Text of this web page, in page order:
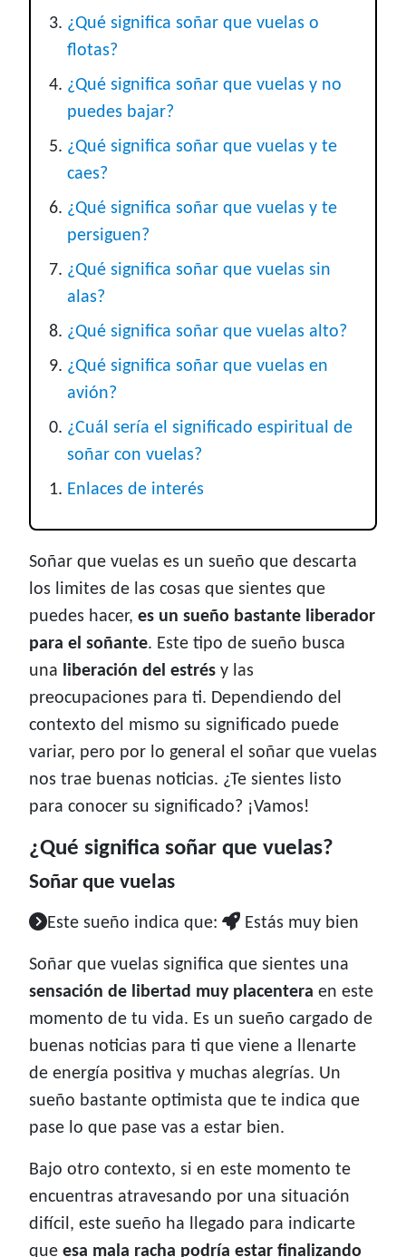
¿Qué significa soñar que vuelas o
flotas?
¿Qué significa soñar que vuelas y no
puedes bajar?
¿Qué significa soñar que vuelas y te
caes?
¿Qué significa soñar que vuelas y te
persiguen?
¿Qué significa soñar que vuelas sin
alas?
¿Qué significa soñar que vuelas alto?
¿Qué significa soñar que vuelas en
avión?
¿Cuál sería el significado espiritual de
soñar con vuelas?
Enlaces de interés
Soñar que vuelas es un sueño que descarta
los limites de las cosas que sientes que
puedes hacer, es un sueño bastante liberador
para el soñante. Este tipo de sueño busca
una liberación del estrés y las
preocupaciones para ti. Dependiendo del
contexto del mismo su significado puede
variar, pero por lo general el soñar que vuelas
nos trae buenas noticias. ¿Te sientes listo
para conocer su significado? ¡Vamos!
¿Qué significa soñar que vuelas?
Soñar que vuelas
Este sueño indica que: Estás muy bien
Soñar que vuelas significa que sientes una
sensación de libertad muy placentera en este
momento de tu vida. Es un sueño cargado de
buenas noticias para ti que viene a llenarte
de energía positiva y muchas alegrías. Un
sueño bastante optimista que te indica que
pase lo que pase vas a estar bien.
Bajo otro contexto, si en este momento te
encuentras atravesando por una situación
difícil, este sueño ha llegado para indicarte
que esa mala racha podría estar finalizando